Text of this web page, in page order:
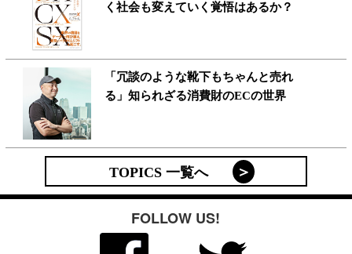
く社会も変えていく覚悟はあるか？
「冗談のような靴下もちゃんと売れ
る」知られざる消費財のECの世界
TOPICS 一覧へ
FOLLOW US!